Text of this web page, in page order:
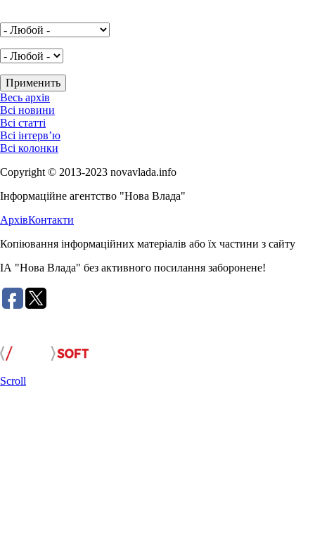
Весь архів
Всі новини
Всі статті
Всі інтерв’ю
Всі колонки
Copyright © 2013-2023 novavlada.info
Інформаційне агентство "Нова Влада"
АрхівКонтакти
Копіювання інформаційних матеріалів або їх частини з сайту
ІА "Нова Влада" без активного посилання заборонене!
Scroll